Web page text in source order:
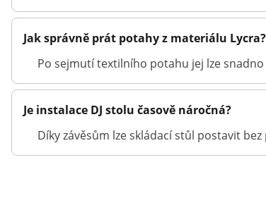
Jak správně prát potahy z materiálu Lycra?
Po sejmutí textilního potahu jej lze
Je instalace DJ stolu časově náročná?
Díky závěsům lze skládací stůl postavit